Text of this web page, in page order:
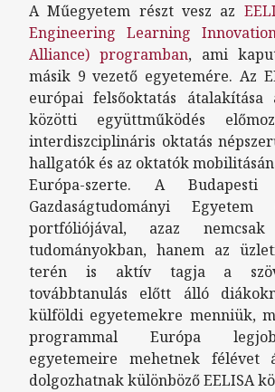
A Műegyetem részt vesz az
Engineering Learning
Alliance) programban, ami
másik 9 vezető egyetemére. Az
európai felsőoktatás átalakítása
közötti együttműködés
interdiszciplináris oktatás
hallgatók és az oktatók
Európa-szerte. A
Gazdaságtudományi
portfóliójával, azaz
tudományokban, hanem az
terén is aktív tagja a
továbbtanulás előtt álló
külföldi egyetemekre menniük,
programmal Európa
egyetemeire mehetnek félévet
dolgozhatnak különböző EELISA